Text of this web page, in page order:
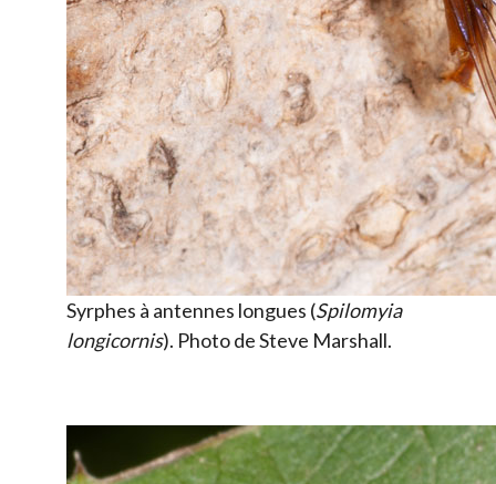
Syrphes à antennes longues (Spilomyia
longicornis). Photo de Steve Marshall.